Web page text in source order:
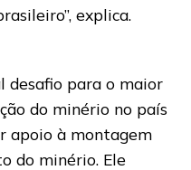
explica.
desafio para o maior
do minério no país
apoio à montagem
do minério. Ele